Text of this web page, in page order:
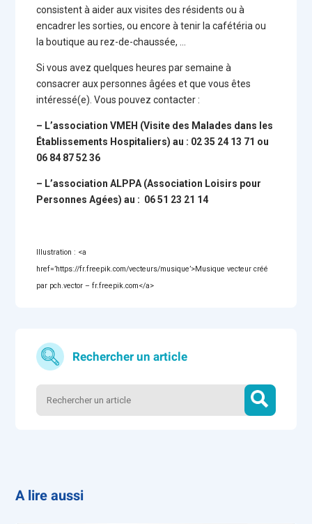
consistent à aider aux visites des résidents ou à
encadrer les sorties, ou encore à tenir la cafétéria ou
la boutique au rez-de-chaussée, …
Si vous avez quelques heures par semaine à
consacrer aux personnes âgées et que vous êtes
intéressé(e). Vous pouvez contacter :
– L’association VMEH (Visite des Malades dans les
Établissements Hospitaliers) au : 02 35 24 13 71 ou
06 84 87 52 36
– L’association ALPPA (Association Loisirs pour
Personnes Agées) au : 06 51 23 21 14
Illustration : <a
href=’https://fr.freepik.com/vecteurs/musique’>Musique vecteur créé
par pch.vector – fr.freepik.com</a>
Rechercher un article
A lire aussi